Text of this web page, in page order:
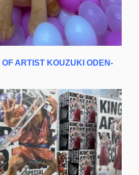
OF ARTIST KOUZUKI ODEN-